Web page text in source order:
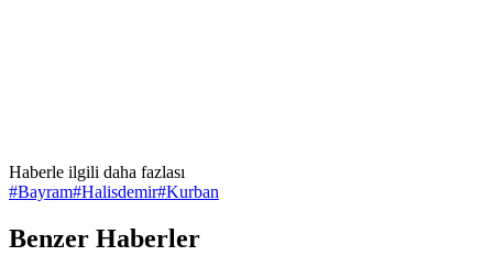
Haberle ilgili daha fazlası
#Bayram#Halisdemir#Kurban
Benzer Haberler